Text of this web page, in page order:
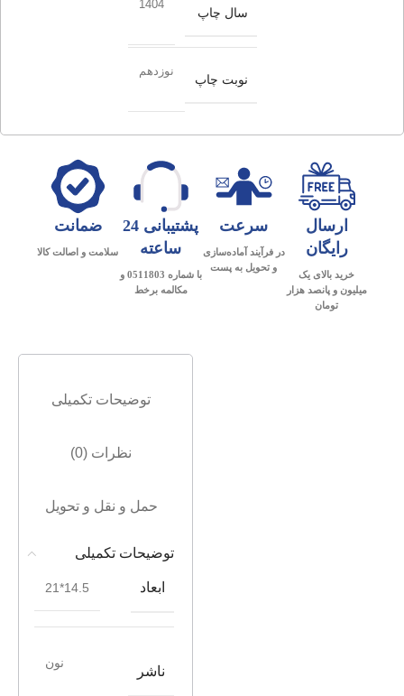
سال چاپ
1404
نوبت چاپ
نوزدهم
ارسال
رایگان
خرید بالای یک
میلیون و پانصد هزار
تومان
سرعت
در فرآیند آماده‌سازی
و تحویل به پست
پشتیبانی 24
ساعته
با شماره 0511803 و
مکالمه برخط
ضمانت
سلامت و اصالت کالا
توضیحات تکمیلی
نظرات (0)
حمل و نقل و تحویل
توضیحات تکمیلی
ابعاد 14.5*21
ناشر
نون